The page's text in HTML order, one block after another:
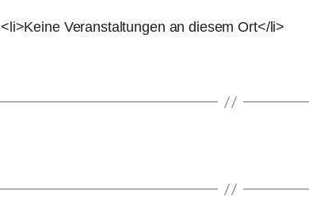
<li>Keine Veranstaltungen an diesem Ort</li>